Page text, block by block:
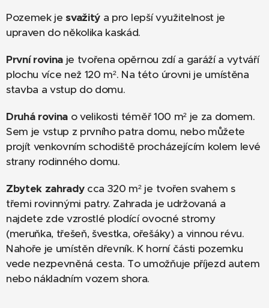
Pozemek jesvažitý a pro lepší využitelnost je
upraven do několika kaskád.
První rovina je tvořena opěrnou zdí a garáží a vytváří
plochu více než 120 m². Na této úrovni je umístěna
stavba a vstup do domu.
Druhá rovina o velikosti téměř 100 m² je za domem.
Sem je vstup z prvního patra domu, nebo můžete
projít venkovním schodiště procházejícím kolem levé
strany rodinného domu.
Zbytek zahradycca 320 m² je tvořen svahem s
třemi rovinnými patry. Zahrada je udržovaná a
najdete zde vzrostlé plodící ovocné stromy
(meruňka, třešeň, švestka, ořešáky) a vinnou révu.
Nahoře je umístěn dřevník. K horní části pozemku
vede nezpevněná cesta. To umožňuje příjezd autem
nebo nákladním vozem shora.